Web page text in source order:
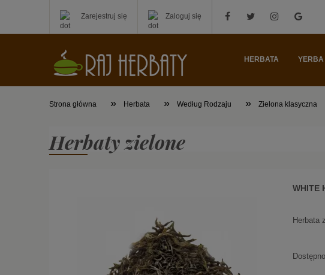
Zarejestruj się Zaloguj się
HERBATA YERBA
Strona główna » Herbata » Według Rodzaju » Zielona klasyczna
Herbaty zielone
WHITE
Herbata